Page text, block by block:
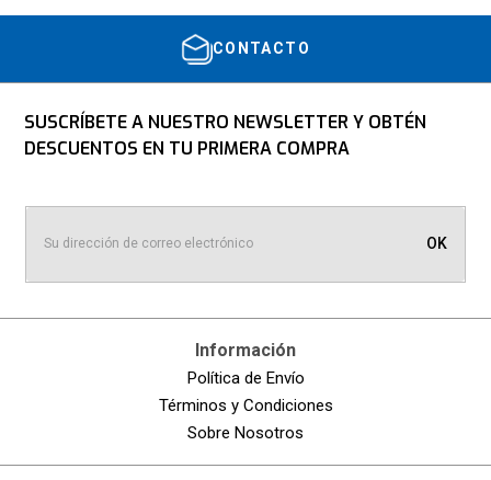
CONTACTO
SUSCRÍBETE A NUESTRO NEWSLETTER Y OBTÉN
DESCUENTOS EN TU PRIMERA COMPRA
OK
Información
Política de Envío
Términos y Condiciones
Sobre Nosotros